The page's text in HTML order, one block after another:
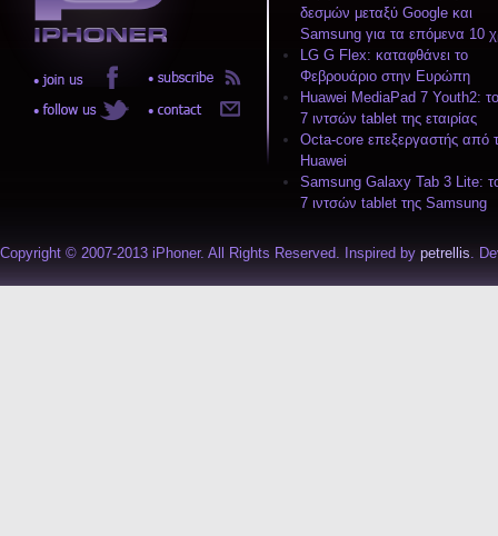
Copyright © 2007-2013 iPhoner. All Rights Reserved. Inspired by petrellis.
δεσμών μεταξύ Google και
Samsung για τα επόμενα 10
LG G Flex: καταφθάνει το
Φεβρουάριο στην Ευρώπη
Huawei MediaPad 7 Youth2:
7 ιντσών tablet της εταιρίας
Octa-core επεξεργαστής από
Huawei
Samsung Galaxy Tab 3 Lite:
7 ιντσών tablet της Samsung